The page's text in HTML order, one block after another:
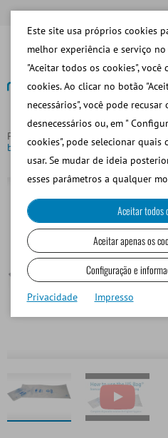
Página principal Porcino
bolsa para colección de semen,
Voltar
Este site usa próprios cookies
melhor experiência e serviço
"Aceitar todos os cookies", você
cookies. Ao clicar no botão
necessários", você pode
desnecessários ou, em "
cookies", pode selecionar quais
usar. Se mudar de ideia
esses parâmetros a qualquer
Aceitar todos
Aceitar apenas os
Configuração e
Privacidade Impresso